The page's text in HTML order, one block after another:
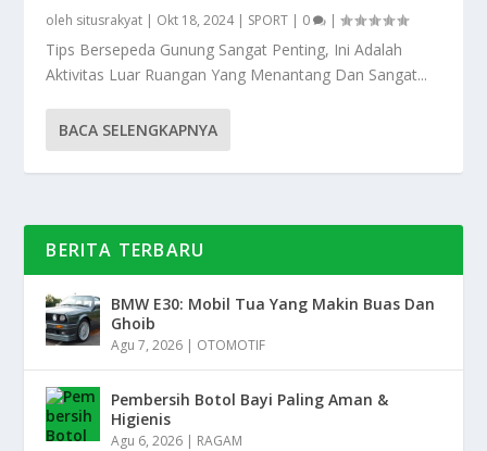
oleh situsrakyat | Okt 18, 2024| SPORT | 0 |
Tips Bersepeda Gunung Sangat Penting, Ini Adalah
Aktivitas Luar Ruangan Yang Menantang Dan Sangat...
BACA SELENGKAPNYA
BERITA TERBARU
BMW E30: Mobil Tua Yang Makin Buas Dan
Ghoib
Agu 7, 2026 | OTOMOTIF
Pembersih Botol Bayi Paling Aman &
Higienis
Agu 6, 2026 | RAGAM